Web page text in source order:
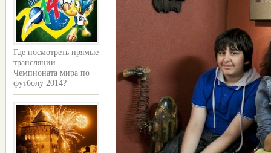
Где посмотреть прямые
трансляции
Чемпионата мира по
футболу 2014?